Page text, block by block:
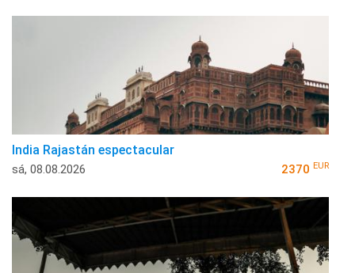
India Rajastán espectacular
sá, 08.08.2026 2370 EUR